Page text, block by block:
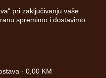
pri zaključivanju vaše
spremimo i dostavimo.
- 0,00 KM